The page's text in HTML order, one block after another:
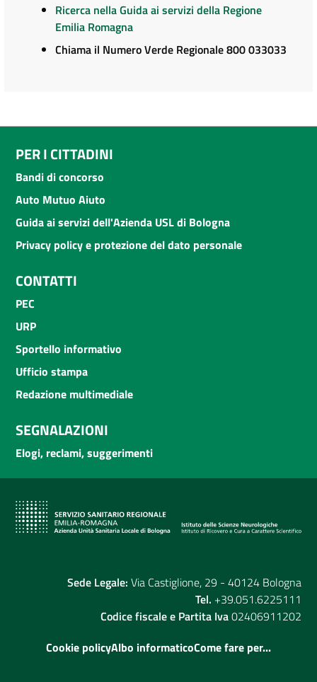
Ricerca nella Guida ai servizi della Regione
Emilia Romagna
Chiama il Numero Verde Regionale 800 033033
PER I CITTADINI
Bandi di concorso
Auto Mutuo Aiuto
Guida ai servizi dell'Azienda USL di Bologna
Privacy policy e protezione del dato personale
CONTATTI
PEC
URP
Sportello informativo
Ufficio stampa
Redazione multimediale
SEGNALAZIONI
Elogi, reclami, suggerimenti
Sede Legale: Via Castiglione, 29 - 40124 Bologna
Tel. +39.051.6225111
Codice fiscale e Partita Iva02406911202
Cookie policyAlbo informaticoCome fare per...